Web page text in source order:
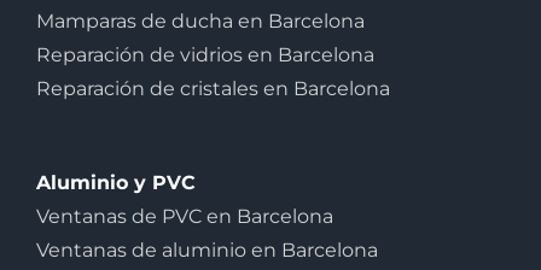
Mamparas de ducha en Barcelona
Reparación de vidrios en Barcelona
Reparación de cristales en Barcelona
Aluminio y PVC
Ventanas de PVC en Barcelona
Ventanas de aluminio en Barcelona